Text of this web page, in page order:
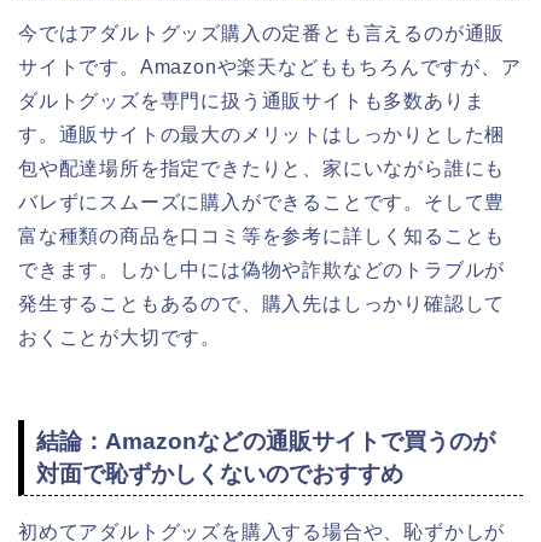
今ではアダルトグッズ購入の定番とも言えるのが通販
サイトです。Amazonや楽天などももちろんですが、ア
ダルトグッズを専門に扱う通販サイトも多数ありま
す。通販サイトの最大のメリットはしっかりとした梱
包や配達場所を指定できたりと、家にいながら誰にも
バレずにスムーズに購入ができることです。そして豊
富な種類の商品を口コミ等を参考に詳しく知ることも
できます。しかし中には偽物や詐欺などのトラブルが
発生することもあるので、購入先はしっかり確認して
おくことが大切です。
結論：Amazonなどの通販サイトで買うのが
対面で恥ずかしくないのでおすすめ
初めてアダルトグッズを購入する場合や、恥ずかしが